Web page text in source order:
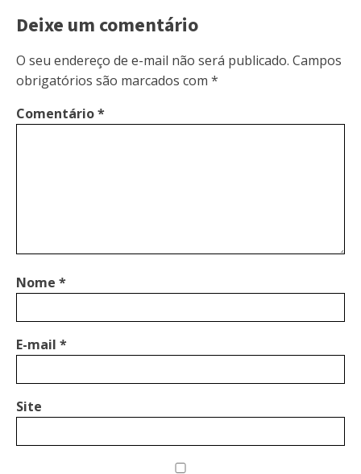
Deixe um comentário
O seu endereço de e-mail não será publicado. Campos
obrigatórios são marcados com *
Comentário*
Nome *
E-mail *
Site